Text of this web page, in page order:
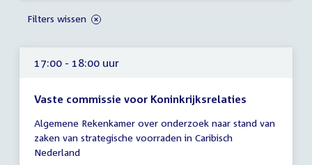
17:00 - 18:00 uur
Vaste commissie voor Koninkrijksrelaties
vergadering
17:00
-
Algemene Rekenkamer over onderzoek naar stand van
zaken van strategische voorraden in Caribisch
Nederland
Filters wissen